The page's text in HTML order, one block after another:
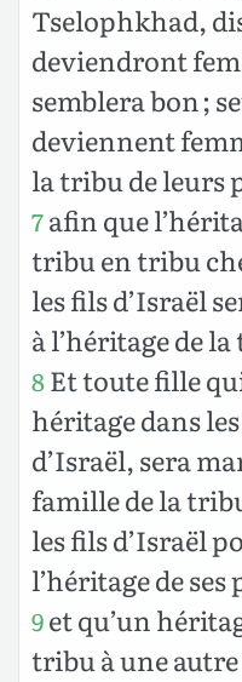
Tselophkhad,
deviendront
semblera bon ;
deviennent
la tribu de leurs
7afin que
tribu en tribu
les fils d’Israël
à l’héritage de
8Et toute fille
héritage dans
d’Israël, sera
famille de la
les fils d’Israël
l’héritage de ses
9et qu’un
tribu à une